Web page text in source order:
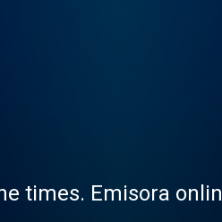
times. Emisora